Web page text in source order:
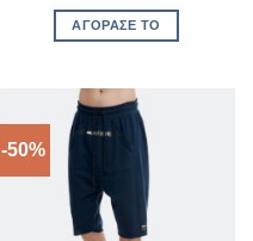
ΑΓΌΡΑΣΈ ΤΟ
-50%